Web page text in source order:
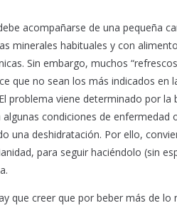
acompañarse de una pequeña
minerales habituales y con
Sin embargo, muchos
que no sean los más indicados
problema viene determinado por
condiciones de
una deshidratación. Por ello,
para seguir haciéndolo (sin
que creer que por beber más de